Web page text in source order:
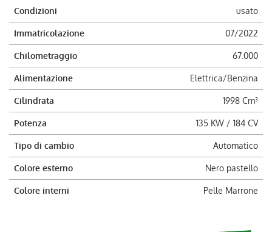
Condizioni usato
Immatricolazione 07/2022
Chilometraggio 67.000
Alimentazione Elettrica/Benzina
Cilindrata 1998 Cm³
Potenza 135 KW / 184 CV
Tipo di cambio Automatico
Colore esterno Nero pastello
Colore interni Pelle Marrone